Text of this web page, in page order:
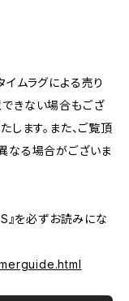
ムラグによる売り
きない場合もござ
します。また、ご覧頂
なる場合がございま
』を必ずお読みにな